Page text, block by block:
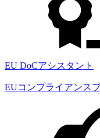
EU DoCアシスタント
EUコンプライアンス